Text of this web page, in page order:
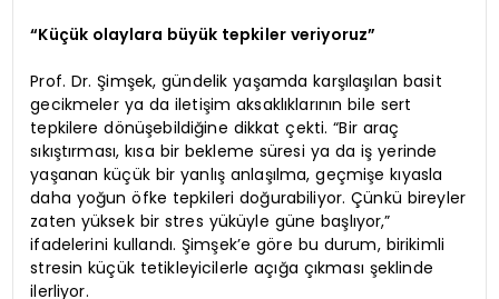
“Küçük olaylara büyük tepkiler veriyoruz”
Prof. Dr. Şimşek, gündelik yaşamda karşılaşılan basit
gecikmeler ya da iletişim aksaklıklarının bile sert
tepkilere dönüşebildiğine dikkat çekti. “Bir araç
sıkıştırması, kısa bir bekleme süresi ya da iş yerinde
yaşanan küçük bir yanlış anlaşılma, geçmişe kıyasla
daha yoğun öfke tepkileri doğurabiliyor. Çünkü bireyler
zaten yüksek bir stres yüküyle güne başlıyor,”
ifadelerini kullandı. Şimşek’e göre bu durum, birikimli
stresin küçük tetikleyicilerle açığa çıkması şeklinde
ilerliyor.